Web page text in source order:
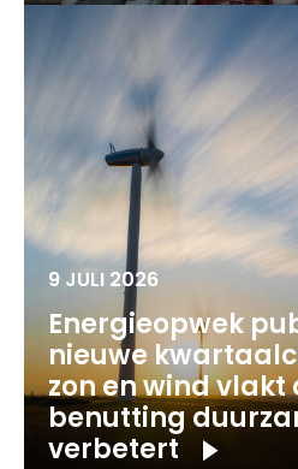
9 JULI 2026
Energieopwek
nieuwe
zon en wind vlakt
benutting
verbetert